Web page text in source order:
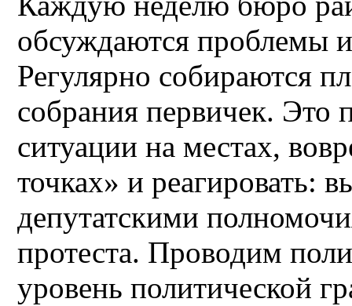
обсуждаются проблемы
Регулярно собираются
собрания первичек. Это
ситуации на местах,
точках» и реагировать:
депутатскими
протеста. Проводим
уровень политической